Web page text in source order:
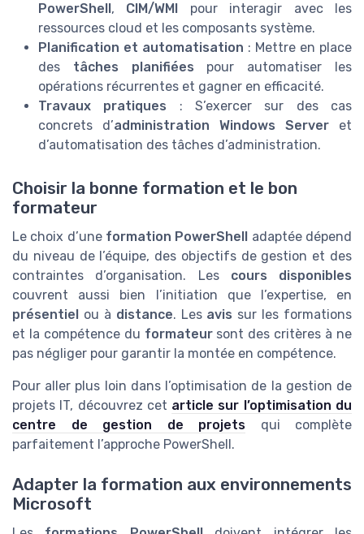
PowerShell, CIM/WMI pour interagir avec les
ressources cloud et les composants système.
Planification et automatisation : Mettre en place
des tâches planifiées pour automatiser les
opérations récurrentes et gagner en efficacité.
Travaux pratiques : S’exercer sur des cas
concrets d’administration Windows Server et
d’automatisation des tâches d’administration.
Choisir la bonne formation et le bon
formateur
Le choix d’une formation PowerShell
adaptée dépend
du niveau de l’équipe, des objectifs de gestion et des
contraintes d’organisation. Les cours disponibles
couvrent aussi bien l’initiation que l’expertise, en
présentiel
ou à distance. Les avis sur les formations
et la compétence du formateursont des critères à ne
pas négliger pour garantir la montée en compétence.
Pour aller plus loin dans l’optimisation de la gestion de
projets IT, découvrez cet article sur l’optimisation du
centre de gestion de projets qui complète
parfaitement l’approche PowerShell.
Adapter la formation aux environnements
Microsoft